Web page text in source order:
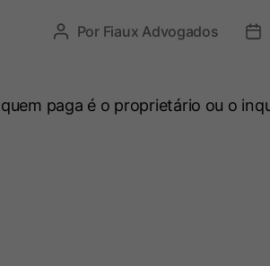
Por Fiaux Advogados